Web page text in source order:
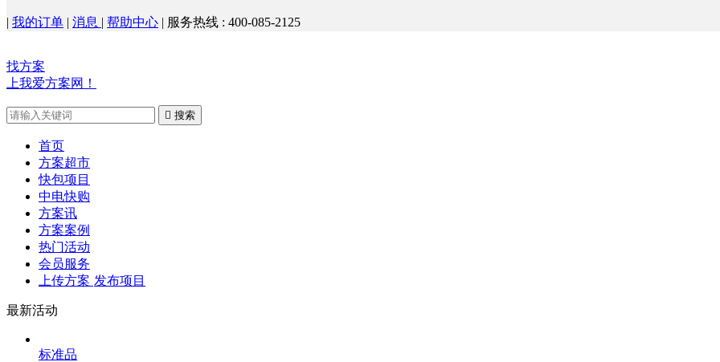
| 我的订单 | 消息 | 帮助中心 | 服务热线 : 400-085-2125
找方案
上我爱方案网！
 搜索
首页
方案超市
快包项目
中电快购
方案讯
方案案例
热门活动
会员服务
上传方案 发布项目
最新活动
标准品